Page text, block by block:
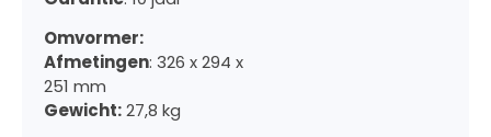
Omvormer:
Afmetingen: 326 x 294 x
251 mm
Gewicht:27,8 kg